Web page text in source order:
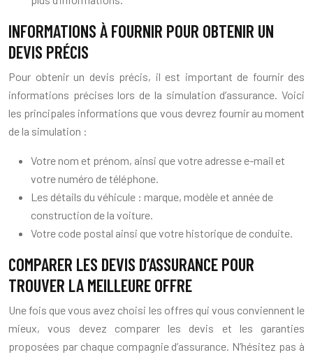
INFORMATIONS À FOURNIR POUR OBTENIR UN
DEVIS PRÉCIS
Pour obtenir un devis précis, il est important de fournir des
informations précises lors de la simulation d’assurance. Voici
les principales informations que vous devrez fournir au moment
de la simulation :
Votre nom et prénom, ainsi que votre adresse e-mail et
votre numéro de téléphone.
Les détails du véhicule : marque, modèle et année de
construction de la voiture.
Votre code postal ainsi que votre historique de conduite.
COMPARER LES DEVIS D’ASSURANCE POUR
TROUVER LA MEILLEURE OFFRE
Une fois que vous avez choisi les offres qui vous conviennent le
mieux, vous devez comparer les devis et les garanties
proposées par chaque compagnie d’assurance. N’hésitez pas à